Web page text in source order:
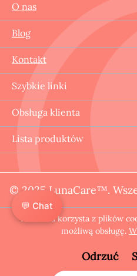
O nas
Blog
Kontakt
Szybkie linki
Obsługa klienta
Lista produktów
© 2025 LunaCare™.
Ta strona korzysta z plików
możliwą obsługę.
Odrzuć
💬 Chat